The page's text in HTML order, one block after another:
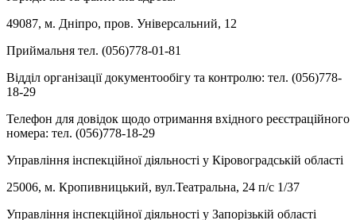
49087, м. Дніпро, пров. Універсальний, 12
Приймальня тел. (056)778-01-81
Відділ організації документообігу та контролю: тел. (056)778-
18-29
Телефон для довідок щодо отримання вхідного реєстраційного
номера: тел. (056)778-18-29
Управління інспекційної діяльності у Кіровоградській області
25006, м. Кропивницький, вул.Театральна, 24 п/с 1/37
Управління інспекційної діяльності у Запорізькій області